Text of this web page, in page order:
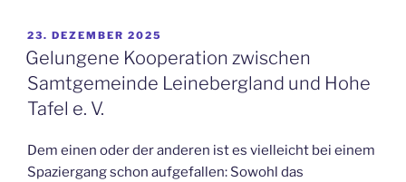
VERÖFFENTLICHT
AM
23. DEZEMBER 2025
Gelungene Kooperation zwischen
Samtgemeinde Leinebergland und Hohe
Tafel e. V.
Dem einen oder der anderen ist es vielleicht bei einem
Spaziergang schon aufgefallen: Sowohl das